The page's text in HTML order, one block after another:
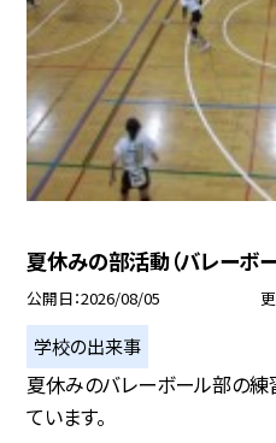
夏休みの部活動（バレーボー
公開日 2026/08/05
学校の出来事
夏休みのバレーボール部の練
ています。